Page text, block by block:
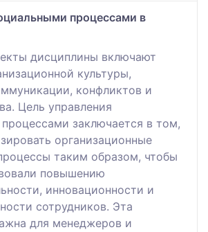
процессами в
дисциплины включают
культуры,
конфликтов и
Цель управления
заключается в том,
организационные
таким образом, чтобы
повышению
инновационности и
сотрудников. Эта
для менеджеров и